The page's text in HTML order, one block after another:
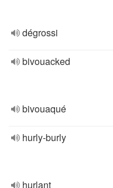
dégrossi
bivouacked
bivouaqué
hurly-burly
hurlant